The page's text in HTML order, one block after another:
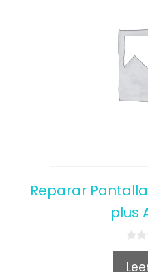
Reparar
plus
0
u